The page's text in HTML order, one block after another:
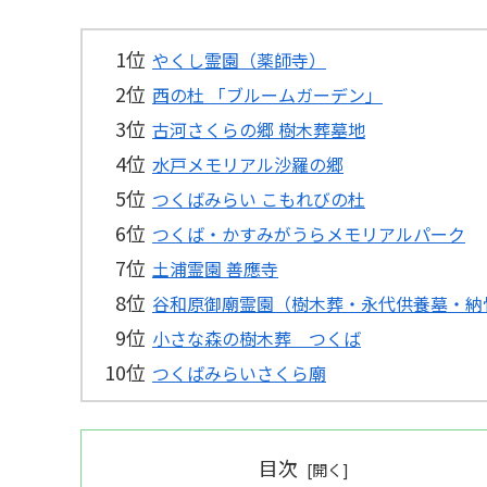
やくし霊園（薬師寺）
西の杜 「ブルームガーデン」
古河さくらの郷 樹木葬墓地
水戸メモリアル沙羅の郷
つくばみらい こもれびの杜
つくば・かすみがうらメモリアルパーク
土浦霊園 善應寺
谷和原御廟霊園（樹木葬・永代供養墓・
小さな森の樹木葬 つくば
つくばみらいさくら廟
目次